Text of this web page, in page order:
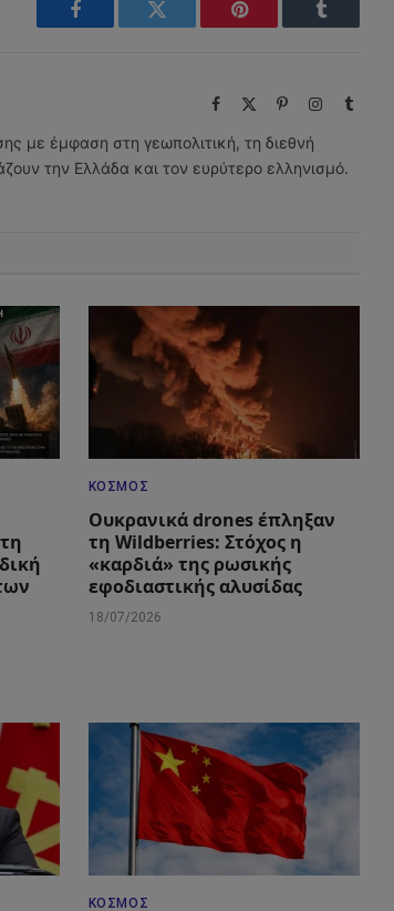
Facebook Twitter Pinterest Tumblr
Facebook PinterestInstagram
Tumblr
με έμφαση στη γεωπολιτική, τη διεθνή
την Ελλάδα και τον ευρύτερο ελληνισμό.
ΚΌΣΜΟΣ
Ουκρανικά drones έπληξαν
τη Wildberries: Στόχος η
«καρδιά» της ρωσικής
εφοδιαστικής αλυσίδας
18/07/2026
ΚΌΣΜΟΣ